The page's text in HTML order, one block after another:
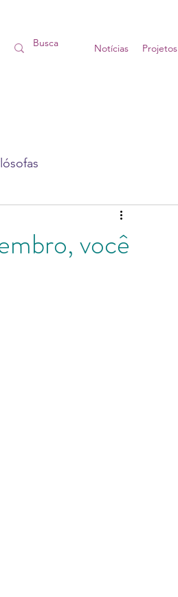
Home Notícias Projetos
você